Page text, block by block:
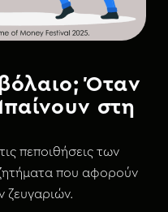
Όταν
στη
πεποιθήσεις των
που αφορούν
ζευγαριών.